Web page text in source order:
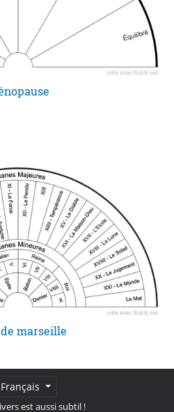
marseille
Français
est aussi subtil !